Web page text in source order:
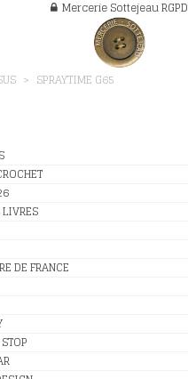
Mercerie Sottejeau RGPD
> SPRAYTIME G65
DE FRANCE